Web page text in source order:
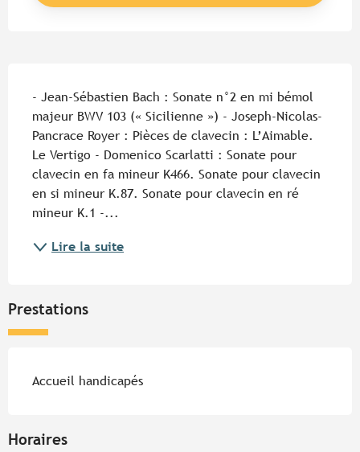
- Jean-Sébastien Bach : Sonate n°2 en mi bémol
majeur BWV 103 (« Sicilienne ») - Joseph-Nicolas-
Pancrace Royer : Pièces de clavecin : L’Aimable.
Le Vertigo - Domenico Scarlatti : Sonate pour
clavecin en fa mineur K466. Sonate pour clavecin
en si mineur K.87. Sonate pour clavecin en ré
mineur K.1 -...
Lire la suite
Prestations
Accueil handicapés
Horaires